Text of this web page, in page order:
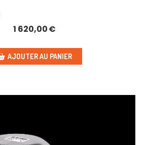
1 620,00€
AJOUTER AU PANIER